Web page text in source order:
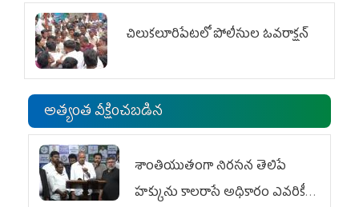
చిలుక‌లూరిపేట‌లో పోలీసుల ఓవ‌రాక్ష‌న్‌
అత్యంత వీక్షించబడిన
శాంతియుతంగా నిరసన తెలిపే
హక్కును కాలరాసే అధికారం ఎవరికీ